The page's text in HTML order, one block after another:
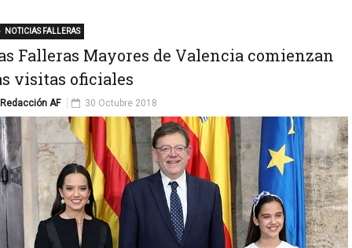
Falleras Mayores de Valencia comienzan
visitas oficiales
Redacción AF
NOTICIAS FALLERAS
30 Octubre 2018